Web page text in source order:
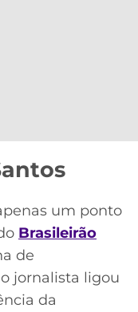
um ponto
Brasileirão
de
jornalista ligou
da